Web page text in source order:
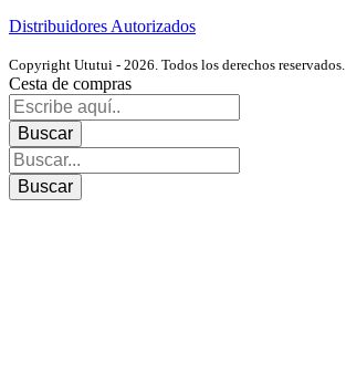
Distribuidores Autorizados
Copyright Ututui - 2026. Todos los derechos reservados.
Cesta de compras